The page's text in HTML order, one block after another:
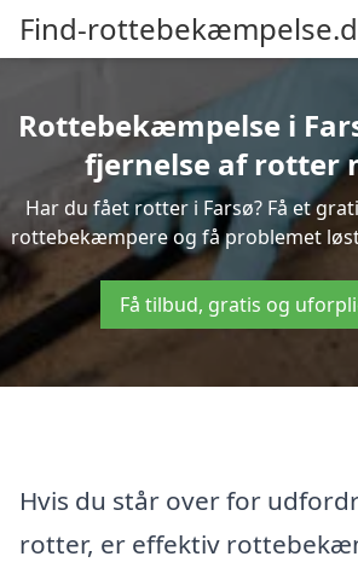
Find-
Rottebekæmpelse i
fjernelse af rotter
Har du fået rotter i Farsø? Få et
rottebekæmpere og få problemet
Få tilbud, gratis og
Hvis du står over for
rotter, er effektiv